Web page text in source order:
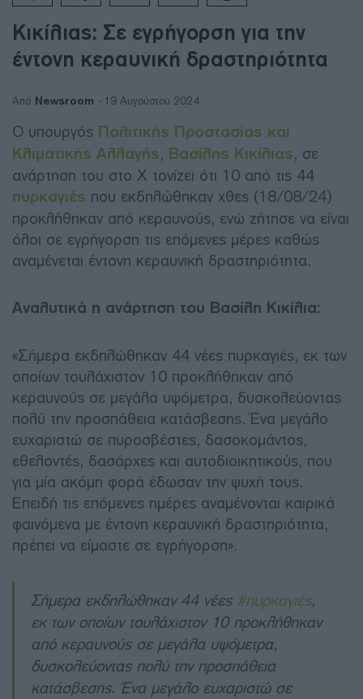
Κικίλιας: Σε εγρήγορση για την
έντονη κεραυνική δραστηριότητα
Από Newsroom 19 Αυγούστου 2024
Ο υπουργός Πολιτικής Προστασίας και
Κλιματικής Αλλαγής, Βασίλης Κικίλιας, σε
ανάρτηση του στο Χ τονίζει ότι 10 από τις 44
πυρκαγιές που εκδηλώθηκαν χθες (18/08/24)
προκλήθηκαν από κεραυνούς, ενώ ζήτησε να είναι
όλοι σε εγρήγορση τις επόμενες μέρες καθώς
αναμένεται έντονη κεραυνική δραστηριότητα.
Αναλυτικά η ανάρτηση του Βασίλη Κικίλια:
«Σήμερα εκδηλώθηκαν 44 νέες πυρκαγιές, εκ των
οποίων τουλάχιστον 10 προκλήθηκαν από
κεραυνούς σε μεγάλα υψόμετρα, δυσκολεύοντας
πολύ την προσπάθεια κατάσβεσης. Ένα μεγάλο
ευχαριστώ σε πυροσβέστες, δασοκομάντος,
εθελοντές, δασάρχες και αυτοδιοικητικούς, που
για μία ακόμη φορά έδωσαν την ψυχή τους.
Επειδή τις επόμενες ημέρες αναμένονται καιρικά
φαινόμενα με έντονη κεραυνική δραστηριότητα,
πρέπει να είμαστε σε εγρήγορση».
Σήμερα εκδηλώθηκαν 44 νέες #πυρκαγιές,
εκ των οποίων τουλάχιστον 10 προκλήθηκαν
από κεραυνούς σε μεγάλα υψόμετρα,
δυσκολεύοντας πολύ την προσπάθεια
κατάσβεσης. Ένα μεγάλο ευχαριστώ σε